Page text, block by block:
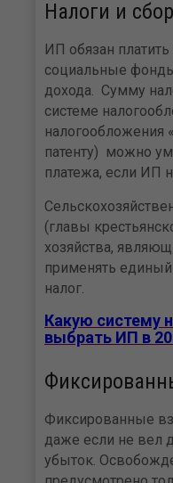
Налоги и
ИП обязан
социальные
дохода. Сумму
системе
налогообложения
патенту) можно
платежа, если ИП
(главы
хозяйства,
применять
налог.
Какую систему
выбрать ИП в
Фиксированные
даже если не вел
убыток.